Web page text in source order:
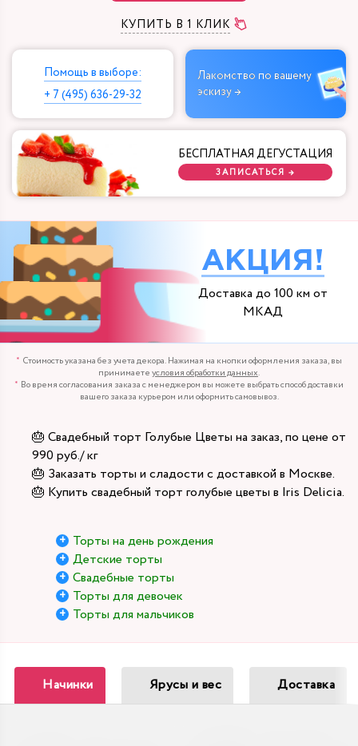
КУПИТЬ В 1 КЛИК
Помощь в выборе:
+ 7 (495) 636-29-32
Лакомство по вашему
эскизу →
БЕСПЛАТНАЯ ДЕГУСТАЦИЯ
ЗАПИСАТЬСЯ →
АКЦИЯ!
Доставка до 100 км от
МКАД
Стоимость указана без учета декора. Нажимая на кнопки оформления заказа, вы
принимаетеусловия обработки данных.
Во время согласования заказа с менеджером вы можете выбрать способ доставки
вашего заказа курьером или оформить самовывоз.
🎂 Свадебный торт Голубые Цветы на заказ, по цене от
990 руб./ кг
🎂 Заказать торты и сладости с доставкой в Москве.
🎂 Купить свадебный торт голубые цветы в Iris Delicia.
Торты на день рождения
Детские торты
Свадебные торты
Торты для девочек
Торты для мальчиков
Начинки Ярусы и вес Доставка